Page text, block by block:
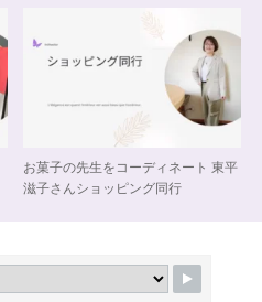
お菓子の先生をコーディネート 東平
滋子さんショッピング同行